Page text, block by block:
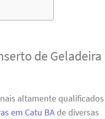
de Geladeira
altamente qualificados
em Catu BA de diversas